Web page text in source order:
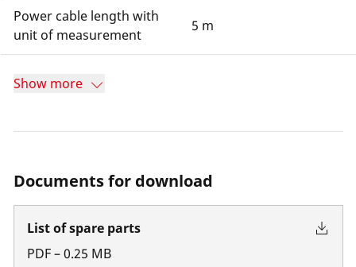
Power cable length with
unit of measurement
5 m
Show more
Documents for download
List of spare parts
PDF–0.25 MB